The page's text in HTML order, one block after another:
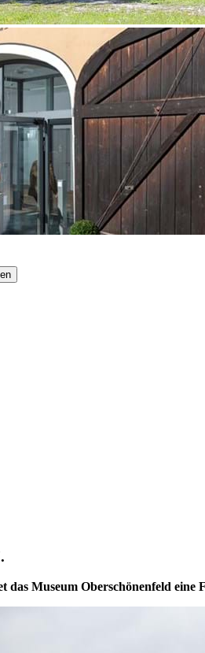
Museum Oberschönenfeld